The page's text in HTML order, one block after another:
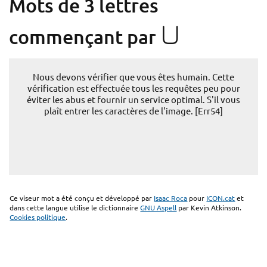
Mots de 3 lettres
commençant par U
Nous devons vérifier que vous êtes humain. Cette
vérification est effectuée tous les requêtes peu pour
éviter les abus et fournir un service optimal. S'il vous
plaît entrer les caractères de l'image. [Err54]
Ce viseur mot a été conçu et développé par Isaac Roca pour ICON.catet
dans cette langue utilise le dictionnaireGNU Aspell par Kevin Atkinson.
Cookies politique.